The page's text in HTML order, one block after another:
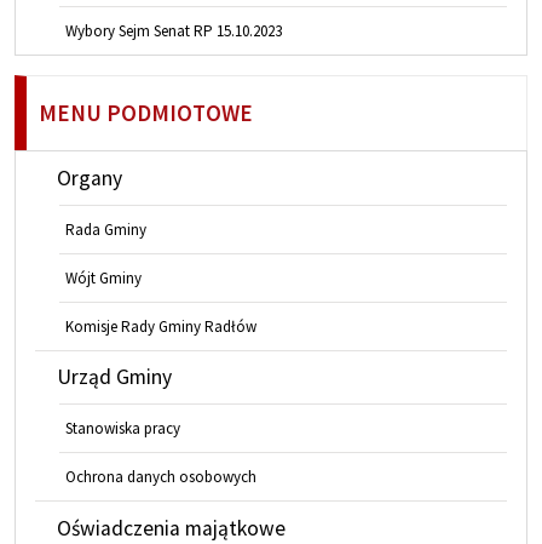
Wybory Sejm Senat RP 15.10.2023
MENU PODMIOTOWE
Organy
Rada Gminy
Wójt Gminy
Komisje Rady Gminy Radłów
Urząd Gminy
Stanowiska pracy
Ochrona danych osobowych
Oświadczenia majątkowe